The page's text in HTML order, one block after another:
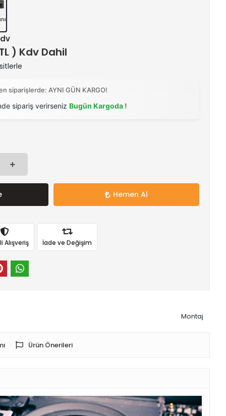
) Kdv Dahil
siparişlerde: AYNI GÜN KARGO!
sipariş verirseniz Bugün Kargoda !
Hemen Al
Alışveriş İade ve Değişim
Montaj
Ürün Önerileri